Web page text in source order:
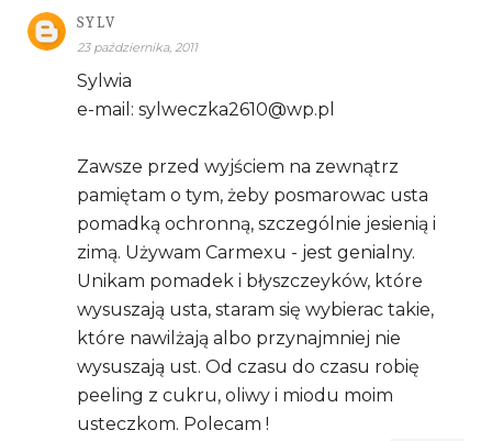
SYLV
23 października, 2011
Sylwia
e-mail: sylweczka2610@wp.pl
Zawsze przed wyjściem na zewnątrz
pamiętam o tym, żeby posmarowac usta
pomadką ochronną, szczególnie jesienią i
zimą. Używam Carmexu - jest genialny.
Unikam pomadek i błyszczeyków, które
wysuszają usta, staram się wybierac takie,
które nawilżają albo przynajmniej nie
wysuszają ust. Od czasu do czasu robię
peeling z cukru, oliwy i miodu moim
usteczkom. Polecam !